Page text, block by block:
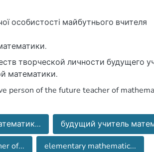
творческой личности будущего
математики.
person of the future teacher of
будущий учитель
of...
elementary mathematic...